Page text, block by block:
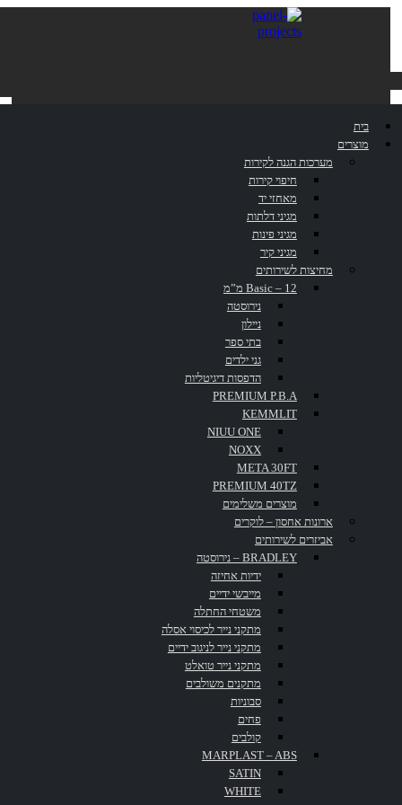
בית
מוצרים
מערכות הגנה לקירות
חיפוי קירות
מאחזי יד
מגיני דלתות
מגיני פינות
מגיני קיר
מחיצות לשירותים
Basic – 12 מ”מ
נירוסטה
ניילון
בתי ספר
גני ילדים
הדפסות דיגיטליות
PREMIUM P.B.A
KEMMLIT
NIUU ONE
NOXX
META 30FT
PREMIUM 40TZ
מוצרים משלימים
ארונות אחסון – לוקרים
אביזרים לשירותים
BRADLEY – נירוסטה
ידיות אחיזה
מייבשי ידיים
משטחי החתלה
מתקני נייר לכיסוי אסלה
מתקני נייר לניגוב ידיים
מתקני נייר טואלט
מתקנים משולבים
סבוניות
פחים
קולבים
MARPLAST – ABS
SATIN
WHITE
אודות
החברה
חזית השוק העולמי
פנל פרוייקטים
להם מטרה ראשונה במעלה, להוביל את השוק הישראלי